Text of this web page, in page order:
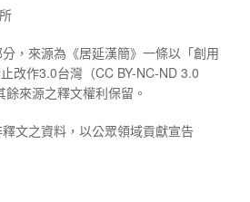
，來源為《居延漢簡》一條以「創用
改作3.0台灣（CC BY-NC-ND 3.0
來源之釋文權利保留。
文之資料，以公眾領域貢獻宣告